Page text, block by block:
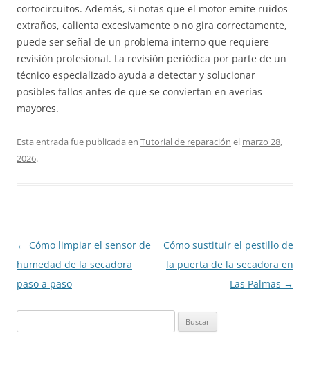
cortocircuitos. Además, si notas que el motor emite ruidos
extraños, calienta excesivamente o no gira correctamente,
puede ser señal de un problema interno que requiere
revisión profesional. La revisión periódica por parte de un
técnico especializado ayuda a detectar y solucionar
posibles fallos antes de que se conviertan en averías
mayores.
Esta entrada fue publicada en Tutorial de reparación el marzo 28,
2026.
Navegación
de
entradas
← Cómo limpiar el sensor de
humedad de la secadora
paso a paso
Cómo sustituir el pestillo de
la puerta de la secadora en
Las Palmas →